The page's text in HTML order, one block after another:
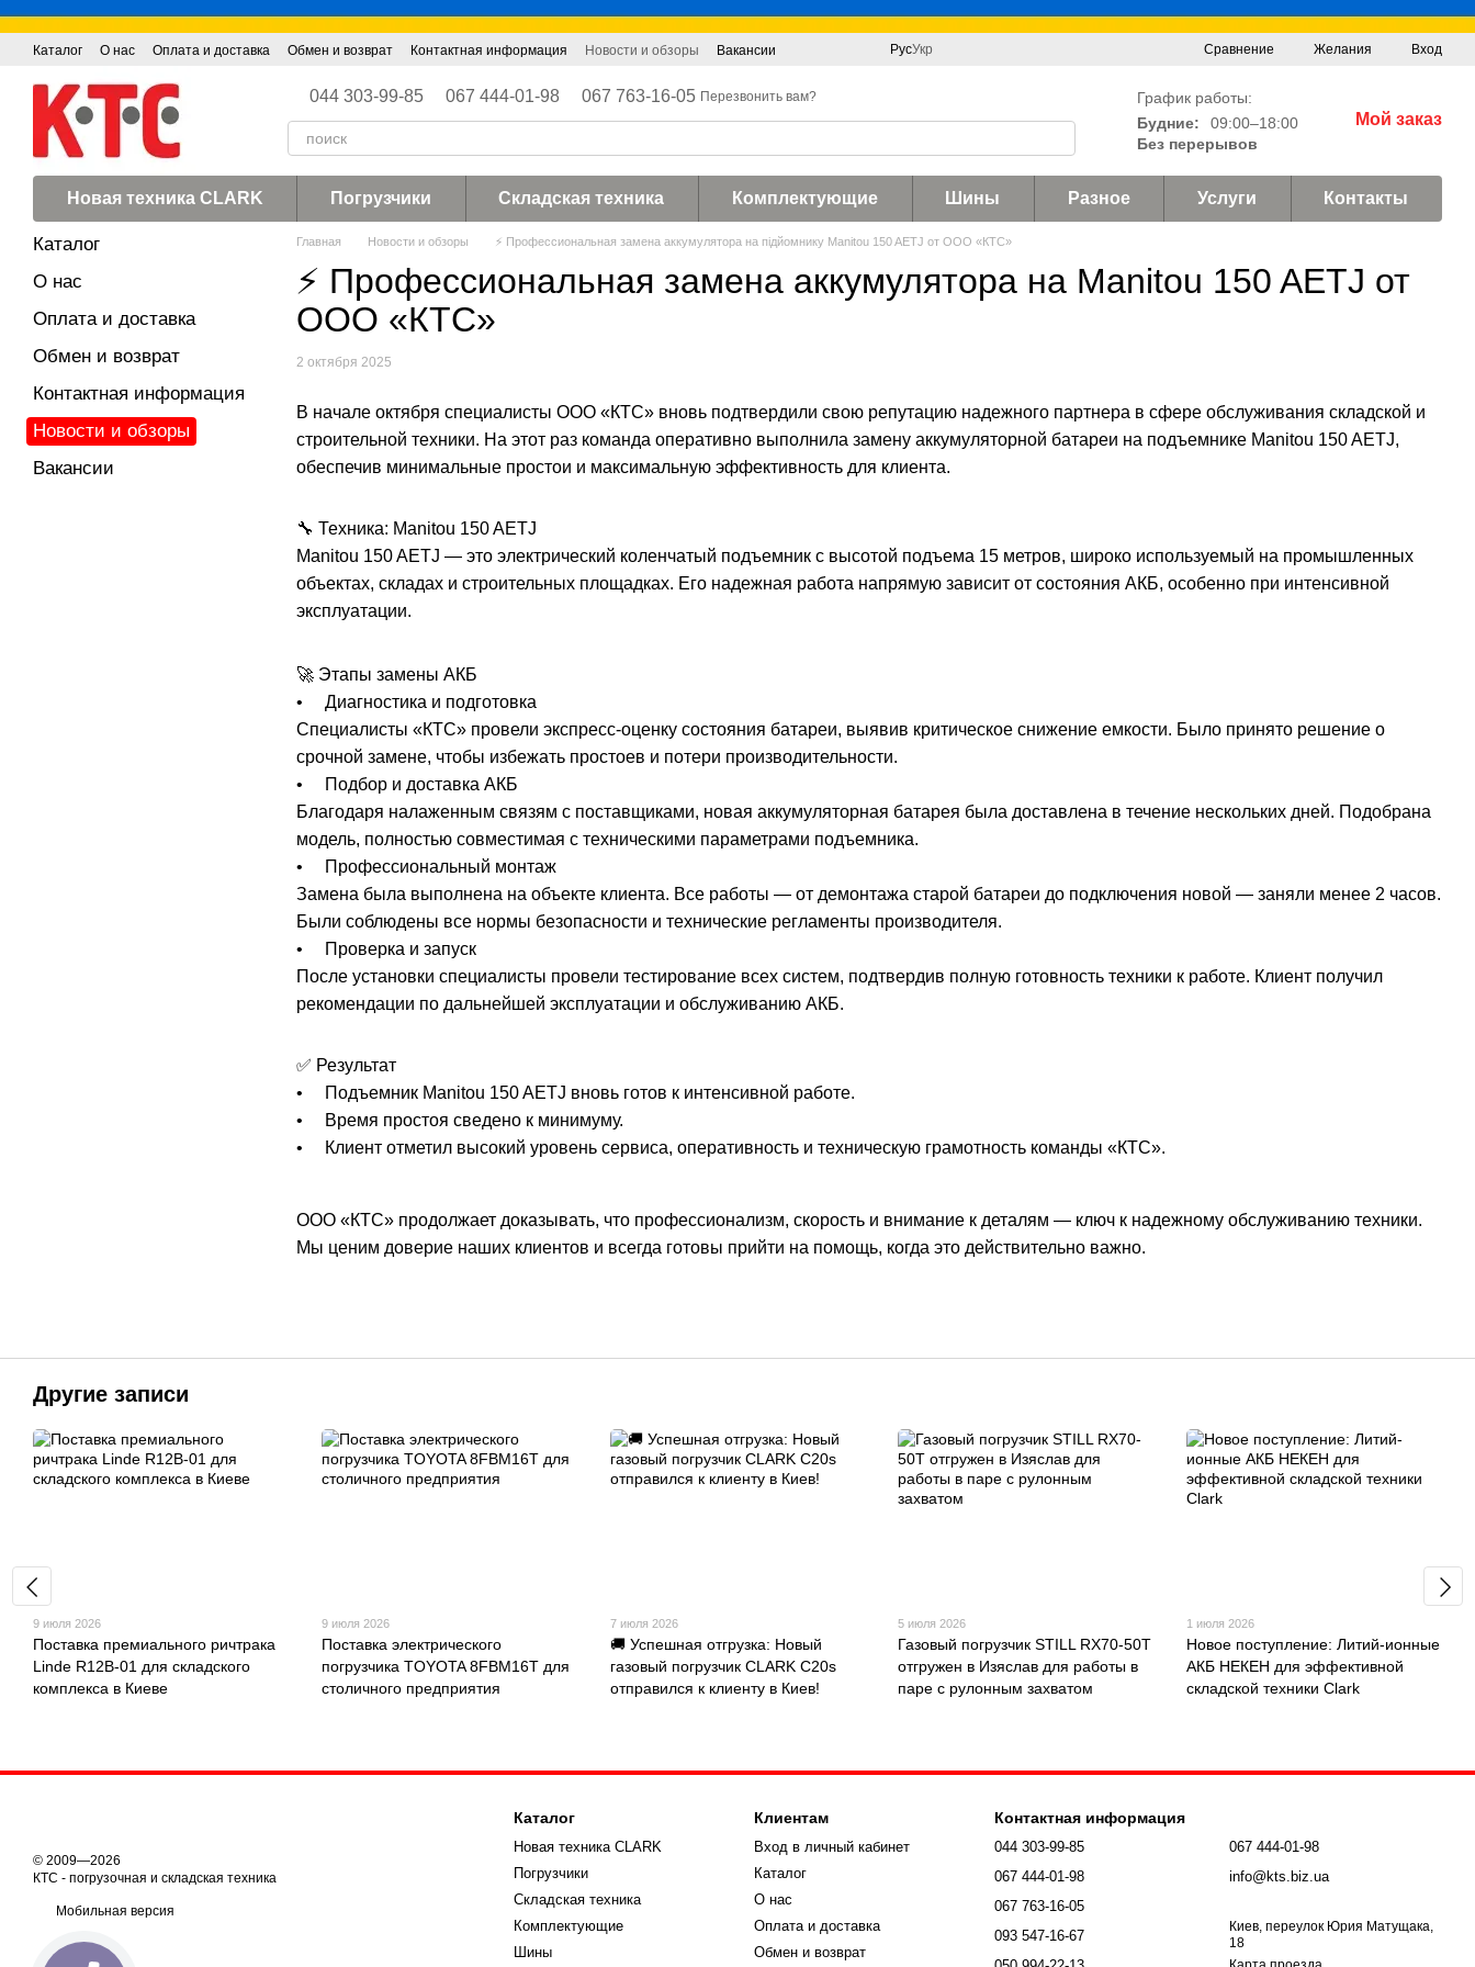
Перейти к основному контенту
Каталог О нас Оплата и доставка Обмен и возврат Контактная информация Новости и обзоры Вакансии РусУкр Сравнение Желания Вход
044 303-99-85 067 444-01-98 067 763-16-05 Перезвонить вам?
График работы:
Будние:
09:00–18:00
Без перерывов
Мой заказ
Новая техника CLARK Погрузчики Складская техника Комплектующие Шины Разное Услуги Контакты
Главная Новости и обзоры ⚡ Профессиональная замена аккумулятора на підйомнику Manitou 150 AETJ от ООО «КТС»
⚡ Профессиональная замена аккумулятора на Manitou 150 AETJ от
ООО «КТС»
2 октября 2025
В начале октября специалисты ООО «КТС» вновь подтвердили свою репутацию надежного партнера в сфере обслуживания складской и
строительной техники. На этот раз команда оперативно выполнила замену аккумуляторной батареи на подъемнике Manitou 150 AETJ,
обеспечив минимальные простои и максимальную эффективность для клиента.
🔧 Техника: Manitou 150 AETJ
Manitou 150 AETJ — это электрический коленчатый подъемник с высотой подъема 15 метров, широко используемый на промышленных
объектах, складах и строительных площадках. Его надежная работа напрямую зависит от состояния АКБ, особенно при интенсивной
эксплуатации.
🚀 Этапы замены АКБ
• Диагностика и подготовка
Специалисты «КТС» провели экспресс-оценку состояния батареи, выявив критическое снижение емкости. Было принято решение о
срочной замене, чтобы избежать простоев и потери производительности.
• Подбор и доставка АКБ
Благодаря налаженным связям с поставщиками, новая аккумуляторная батарея была доставлена в течение нескольких дней. Подобрана
модель, полностью совместимая с техническими параметрами подъемника.
• Профессиональный монтаж
Замена была выполнена на объекте клиента. Все работы — от демонтажа старой батареи до подключения новой — заняли менее 2 часов.
Были соблюдены все нормы безопасности и технические регламенты производителя.
• Проверка и запуск
После установки специалисты провели тестирование всех систем, подтвердив полную готовность техники к работе. Клиент получил
рекомендации по дальнейшей эксплуатации и обслуживанию АКБ.
✅ Результат
• Подъемник Manitou 150 AETJ вновь готов к интенсивной работе.
• Время простоя сведено к минимуму.
• Клиент отметил высокий уровень сервиса, оперативность и техническую грамотность команды «КТС».
ООО «КТС» продолжает доказывать, что профессионализм, скорость и внимание к деталям — ключ к надежному обслуживанию техники.
Мы ценим доверие наших клиентов и всегда готовы прийти на помощь, когда это действительно важно.
Каталог
О нас
Оплата и доставка
Обмен и возврат
Контактная информация
Новости и обзоры
Вакансии
Другие записи
9 июля 2026
Поставка премиального ричтрака
Linde R12B-01 для складского
комплекса в Киеве
9 июля 2026
Поставка электрического
погрузчика TOYOTA 8FBM16T для
столичного предприятия
7 июля 2026
🚚 Успешная отгрузка: Новый
газовый погрузчик CLARK C20s
отправился к клиенту в Киев!
5 июля 2026
Газовый погрузчик STILL RX70-50T
отгружен в Изяслав для работы в
паре с рулонным захватом
1 июля 2026
Новое поступление: Литий-ионные
АКБ НЕКЕН для эффективной
складской техники Clark
© 2009—2026
КТС - погрузочная и складская техника
Мобильная версия
Каталог
Новая техника CLARK
Погрузчики
Складская техника
Комплектующие
Шины
Клиентам
Вход в личный кабинет
Каталог
О нас
Оплата и доставка
Обмен и возврат
Контактная информация
044 303-99-85
067 444-01-98
067 763-16-05
093 547-16-67
067 444-01-98
info@kts.biz.ua
Киев, переулок Юрия Матущака,
18